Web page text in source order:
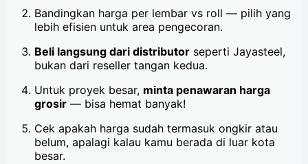
Bandingkan harga per lembar vs roll — pilih yang
lebih efisien untuk area pengecoran.
Beli langsung dari distributor seperti Jayasteel,
bukan dari reseller tangan kedua.
Untuk proyek besar, minta penawaran harga
grosir — bisa hemat banyak!
Cek apakah harga sudah termasuk ongkir atau
belum, apalagi kalau kamu berada di luar kota
besar.